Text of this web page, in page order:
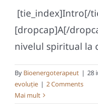
[tie_index]Intro[/
[dropcap]A[/
nivelul spiritual la
By Bioenergoterapeut | 28
evoluție | 2 Comments
Mai mult